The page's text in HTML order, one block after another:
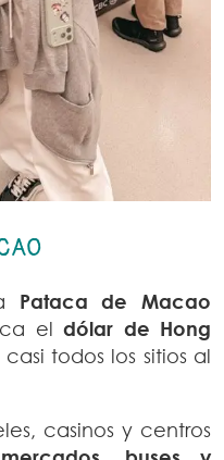
Pataca de Macao
el dólar de Hong
todos los sitios al
casinos y centros